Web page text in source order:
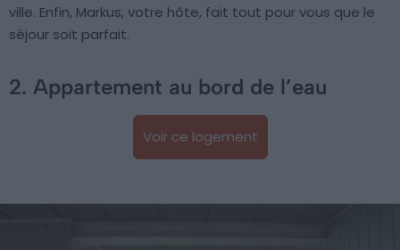
ville. Enfin, Markus, votre hôte, fait tout pour vous que le
séjour soit parfait.
2. Appartement au bord de l’eau
Voir ce logement